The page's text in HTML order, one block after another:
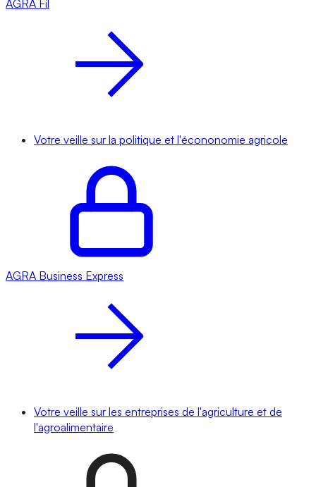
AGRA Fil
Votre veille sur la politique et l'écononomie agricole
AGRA Business Express
Votre veille sur les entreprises de l'agriculture et de
l'agroalimentaire